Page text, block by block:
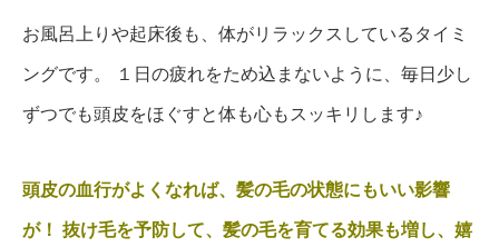
お風呂上りや起床後も、体がリラックスしているタイミ
ングです。
１日の疲れをため込まないように、毎日少し
ずつでも頭皮をほぐすと体も心もスッキリします♪
頭皮の血行がよくなれば、髪の毛の状態にもいい影響
が！ 抜け毛を予防して、髪の毛を育てる効果も増し、嬉